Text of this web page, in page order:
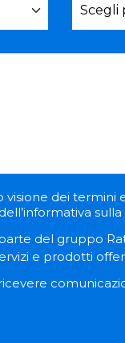
dei termini
sulla
del gruppo
e prodotti